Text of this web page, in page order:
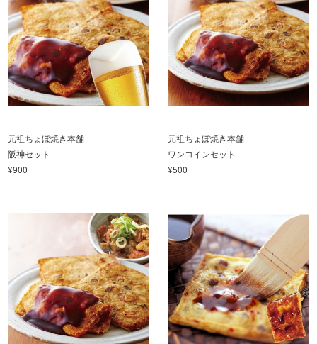
元祖ちょぼ焼き本舗
阪神セット
¥900
元祖ちょぼ焼き本舗
ワンコインセット
¥500